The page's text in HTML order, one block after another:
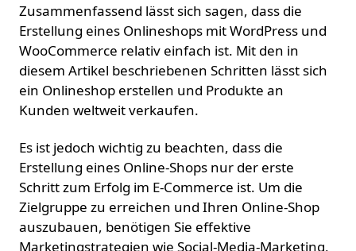
Zusammenfassend lässt sich sagen, dass die
Erstellung eines Onlineshops mit WordPress und
WooCommerce relativ einfach ist. Mit den in
diesem Artikel beschriebenen Schritten lässt sich
ein Onlineshop erstellen und Produkte an
Kunden weltweit verkaufen.
Es ist jedoch wichtig zu beachten, dass die
Erstellung eines Online-Shops nur der erste
Schritt zum Erfolg im E-Commerce ist. Um die
Zielgruppe zu erreichen und Ihren Online-Shop
auszubauen, benötigen Sie effektive
Marketingstrategien wie Social-Media-Marketing,